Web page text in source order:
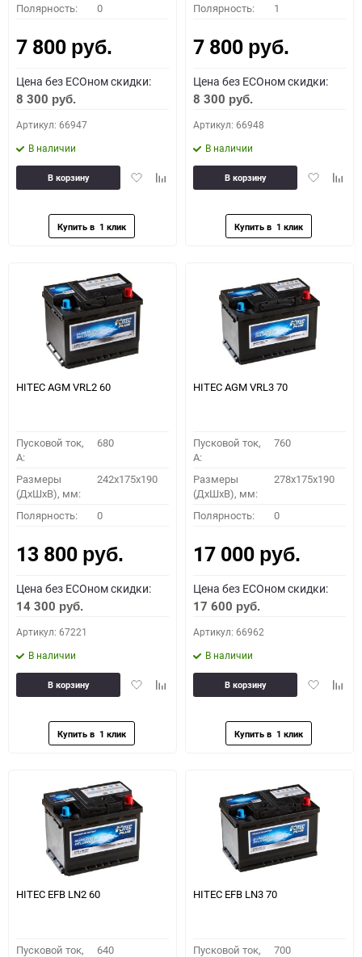
Полярность: 0
7 800 руб.
Цена без ECOном скидки:
8 300 руб.
Артикул: 66947
В наличии
ДобавитьДобавить
В корзину
Полярность: 1
7 800 руб.
Цена без ECOном скидки:
8 300 руб.
Артикул: 66948
В наличии
Добавить
В корзину
HITEC AGM VRL2 60
Пусковой ток,
A:
680
Размеры
(ДхШхВ), мм:
242x175x190
Полярность: 0
13 800 руб.
Цена без ECOном скидки:
14 300 руб.
Артикул: 67221
В наличии
ДобавитьДобавить
В корзину
HITEC AGM VRL3 70
Пусковой ток,
A:
760
Размеры
(ДхШхВ), мм:
278x175x190
Полярность: 0
17 000 руб.
Цена без ECOном скидки:
17 600 руб.
Артикул: 66962
В наличии
Добавить
В корзину
HITEC EFB LN2 60
Пусковой ток, 640
HITEC EFB LN3 70
Пусковой ток, 700